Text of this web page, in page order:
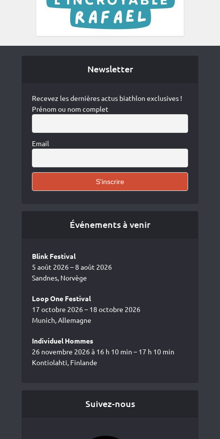
Newsletter
Recevez les dernières actus biathlon exclusives !
Prénom ou nom complet
Email
Événements à venir
Blink Festival
5 août 2026 – 8 août 2026
Sandnes, Norvège
Loop One Festival
17 octobre 2026 – 18 octobre 2026
Munich, Allemagne
Individuel Hommes
26 novembre 2026 à 16 h 10 min – 17 h 10 min
Kontiolahti, Finlande
Suivez-nous